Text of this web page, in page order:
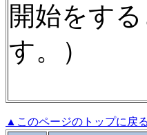
開始をす
す。）
▲このページのトップに戻る